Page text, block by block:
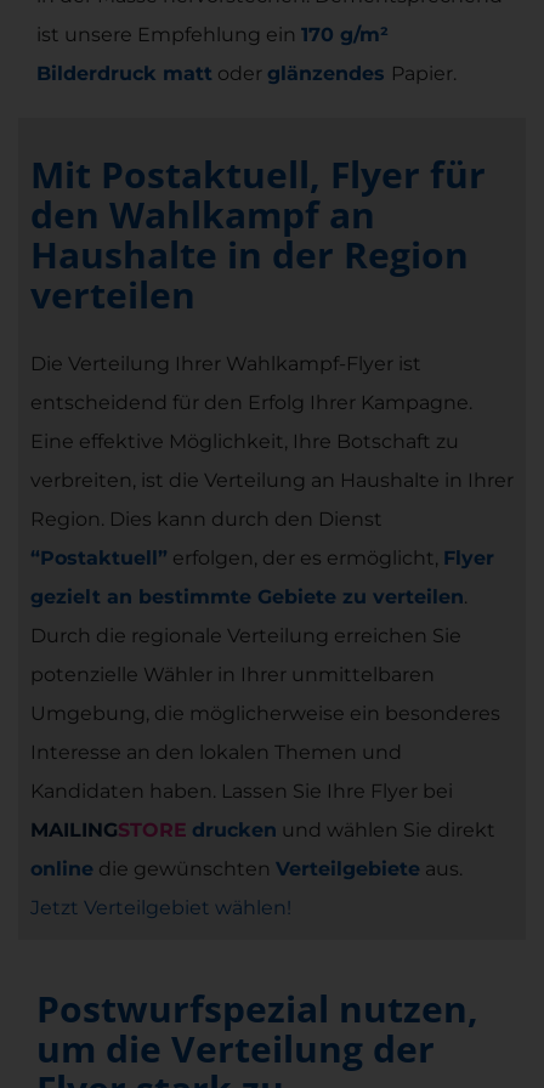
ist unsere Empfehlung ein 170 g/m²
Bilderdruck matt oder glänzendes Papier.
Mit Postaktuell, Flyer für
den Wahlkampf an
Haushalte in der Region
verteilen
Die Verteilung Ihrer Wahlkampf-Flyer ist
entscheidend für den Erfolg Ihrer Kampagne.
Eine effektive Möglichkeit, Ihre Botschaft zu
verbreiten, ist die Verteilung an Haushalte in Ihrer
Region. Dies kann durch den Dienst
“Postaktuell” erfolgen, der es ermöglicht, Flyer
gezielt an bestimmte Gebiete zu verteilen.
Durch die regionale Verteilung erreichen Sie
potenzielle Wähler in Ihrer unmittelbaren
Umgebung, die möglicherweise ein besonderes
Interesse an den lokalen Themen und
Kandidaten haben. Lassen Sie Ihre Flyer bei
MAILINGSTORE drucken und wählen Sie direkt
online die gewünschten Verteilgebiete aus.
Jetzt Verteilgebiet wählen!
Postwurfspezial nutzen,
um die Verteilung der